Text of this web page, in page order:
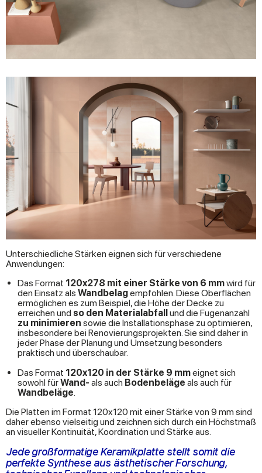
Unterschiedliche Stärken eignen sich für verschiedene
Anwendungen:
Das Format 120x278 mit einer Stärke von 6 mmwird für
den Einsatz als Wandbelagempfohlen. Diese Oberflächen
ermöglichen es zum Beispiel, die Höhe der Decke zu
erreichen und so den Materialabfall und die Fugenanzahl
zu minimieren sowie die Installationsphase zu optimieren,
insbesondere bei Renovierungsprojekten. Sie sind daher in
jeder Phase der Planung und Umsetzung besonders
praktisch und überschaubar.
Das Format 120x120 in der Stärke 9 mmeignet sich
sowohl fürWand- als auch Bodenbeläge als auch für
Wandbeläge.
Die Platten im Format 120x120 mit einer Stärke von 9 mm sind
daher ebenso vielseitig und zeichnen sich durch ein Höchstmaß
an visueller Kontinuität, Koordination und Stärke aus.
Jede großformatige Keramikplatte stellt somit die
perfekte Synthese aus ästhetischer Forschung,